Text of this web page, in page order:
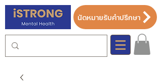
นัดหมายรับคำปรึกษา